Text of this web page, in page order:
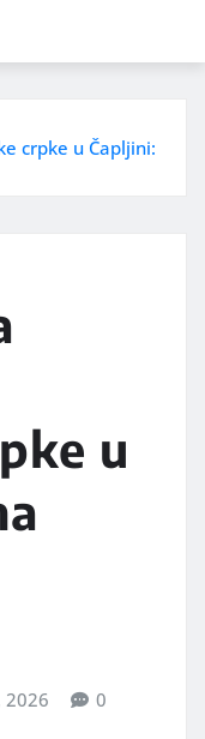
crpke u Čapljini:
u
2026 0